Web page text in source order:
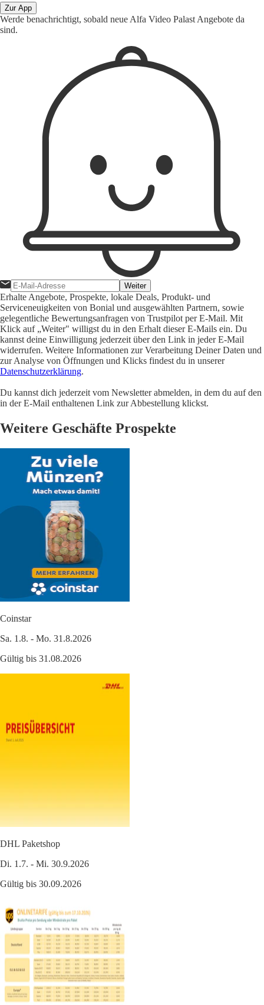
Zur App
Werde benachrichtigt, sobald neue Alfa Video Palast Angebote da
sind.
Weiter
Erhalte Angebote, Prospekte, lokale Deals, Produkt- und
Serviceneuigkeiten von Bonial und ausgewählten Partnern, sowie
gelegentliche Bewertungsanfragen von Trustpilot per E-Mail. Mit
Klick auf „Weiter" willigst du in den Erhalt dieser E-Mails ein. Du
kannst deine Einwilligung jederzeit über den Link in jeder E-Mail
widerrufen. Weitere Informationen zur Verarbeitung Deiner Daten und
zur Analyse von Öffnungen und Klicks findest du in unserer
Datenschutzerklärung.
Du kannst dich jederzeit vom Newsletter abmelden, in dem du auf den
in der E-Mail enthaltenen Link zur Abbestellung klickst.
Weitere Geschäfte Prospekte
Coinstar
Sa. 1.8. - Mo. 31.8.2026
Gültig bis 31.08.2026
DHL Paketshop
Di. 1.7. - Mi. 30.9.2026
Gültig bis 30.09.2026